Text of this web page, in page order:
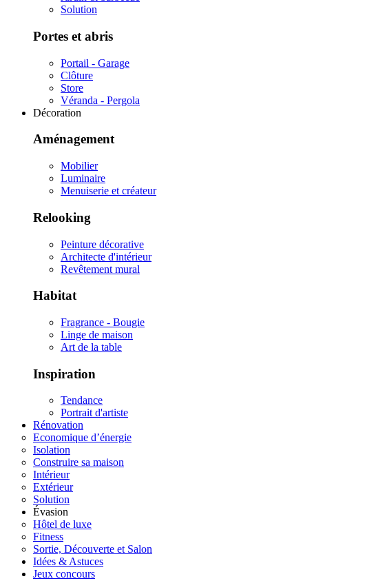
Solution
Portes et abris
Portail - Garage
Clôture
Store
Véranda - Pergola
Décoration
Aménagement
Mobilier
Luminaire
Menuiserie et créateur
Relooking
Peinture décorative
Architecte d'intérieur
Revêtement mural
Habitat
Fragrance - Bougie
Linge de maison
Art de la table
Inspiration
Tendance
Portrait d'artiste
Rénovation
Economique d’énergie
Isolation
Construire sa maison
Intérieur
Extérieur
Solution
Évasion
Hôtel de luxe
Fitness
Sortie, Découverte et Salon
Idées & Astuces
Jeux concours